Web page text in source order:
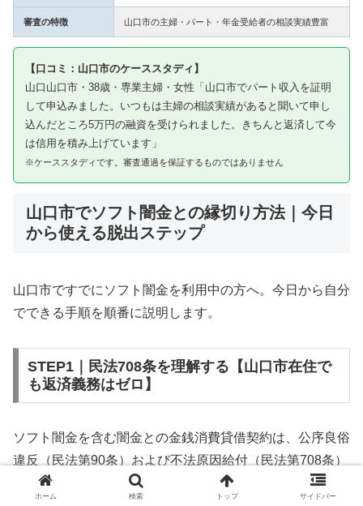
審査の特徴 山口市の主婦・パート・年金受給者の相談実績豊富
【口コミ：山口市のケーススタディ】
山口山口市・38歳・専業主婦・女性「山口市でパート収入を証明
して申込みました。いつもは主婦の相談実績があると聞いて申し
込んだところ5万円の融資を受けられました。きちんと返済して今
は信用を積み上げています」
※ケーススタディです。審査通過を保証するものではありません
山口市でソフト闇金との縁切り方法｜今日
から使える脱出ステップ
山口市ですでにソフト闇金を利用中の方へ。今日から自分
でできる手順を順番に説明します。
STEP1｜民法708条を理解する【山口市在住で
も返済義務はゼロ】
ソフト闇金を含む闇金との金銭消費貸借契約は、公序良俗
違反（民法第90条）および不法原因給付（民法第708条）
に該当するため、法的には無効です。山口市在住であって
ホーム 検索 トップ サイドバー